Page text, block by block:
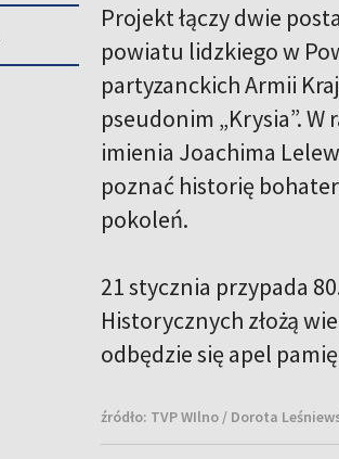
Projekt łączy dwie
powiatu lidzkiego w
partyzanckich Armii
pseudonim „Krysia”.
imienia Joachima
poznać historię
pokoleń.
21 stycznia przypada
Historycznych złożą
odbędzie się apel
źródło: TVP WIlno / Dorota